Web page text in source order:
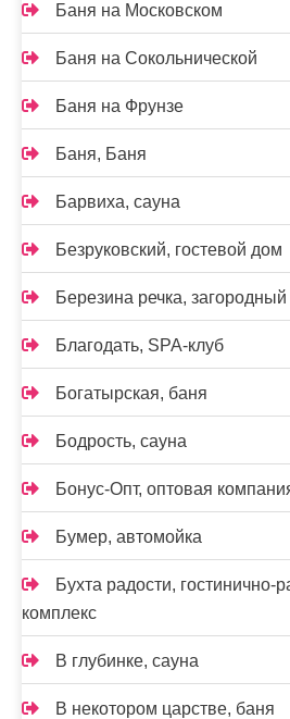
Баня на Московском
Баня на Сокольнической
Баня на Фрунзе
Баня, Баня
Барвиха, сауна
Безруковский, гостевой дом
Березина речка, загородный
Благодать, SPA-клуб
Богатырская, баня
Бодрость, сауна
Бонус-Опт, оптовая
Бумер, автомойка
Бухта радости, гостинично-
комплекс
В глубинке, сауна
В некотором царстве, баня